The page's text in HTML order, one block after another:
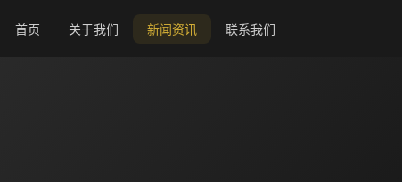
首页 关于我们 新闻资讯 联系我们